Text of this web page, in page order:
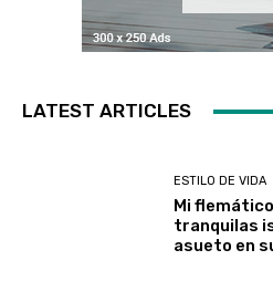
LATEST ARTICLES
ESTILO DE VIDA
Mi
tranquilas
asueto en